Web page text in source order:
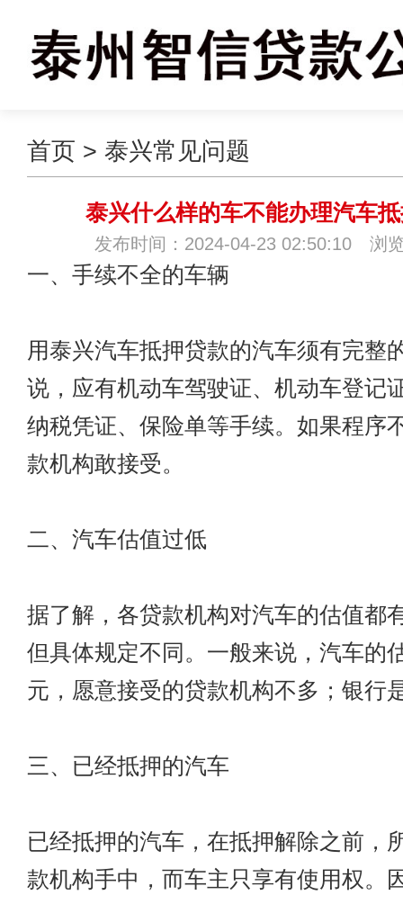
首页 > 泰兴常见问题
泰兴什么样的车不能办理汽车
发布时间：2024-04-23 02:50:10 浏
一、手续不全的车辆
用泰兴汽车抵押贷款的汽车须有完整
说，应有机动车驾驶证、机动车登记
纳税凭证、保险单等手续。如果程序
款机构敢接受。
二、汽车估值过低
据了解，各贷款机构对汽车的估值都
但具体规定不同。一般来说，汽车的
元，愿意接受的贷款机构不多；银行
三、已经抵押的汽车
已经抵押的汽车，在抵押解除之前，
款机构手中，而车主只享有使用权。